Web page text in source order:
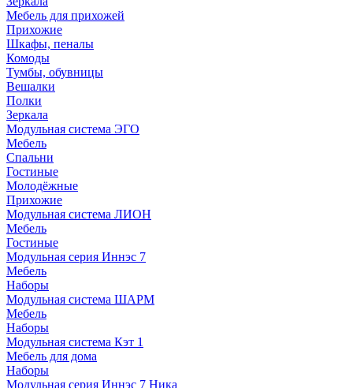
Мебель для прихожей
Прихожие
Шкафы, пеналы
Комоды
Тумбы, обувницы
Вешалки
Полки
Зеркала
Модульная система ЭГО
Мебель
Спальни
Гостиные
Молодёжные
Прихожие
Модульная система ЛИОН
Мебель
Гостиные
Модульная серия Иннэс 7
Мебель
Наборы
Модульная система ШАРМ
Мебель
Наборы
Модульная система Кэт 1
Мебель для дома
Наборы
Модульная серия Иннэс 7 Ника